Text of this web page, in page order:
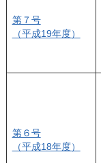
第７号
（平成19年度）
第６号
（平成18年度）